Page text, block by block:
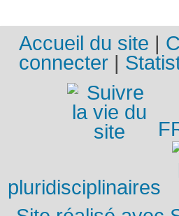
Accueil du site |
connecter |
pluridisciplinaires